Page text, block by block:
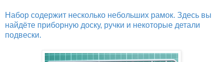
Набор содержит несколько небольших рамок. Здесь вы
найдёте приборную доску, ручки и некоторые детали
подвески.